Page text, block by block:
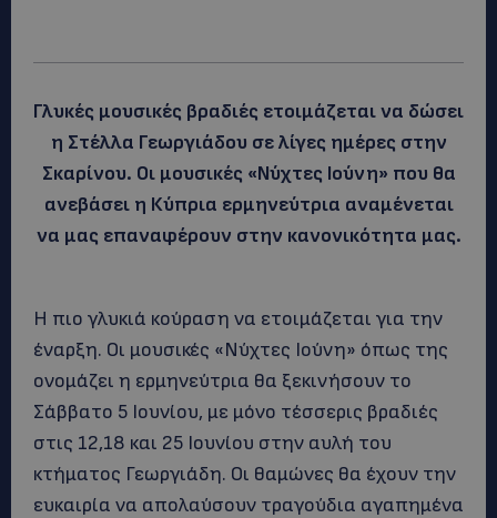
Γλυκές μουσικές βραδιές ετοιμάζεται να δώσει
η Στέλλα Γεωργιάδου σε λίγες ημέρες στην
Σκαρίνου. Οι μουσικές «Νύχτες Ιούνη» που θα
ανεβάσει η Κύπρια ερμηνεύτρια αναμένεται
να μας επαναφέρουν στην κανονικότητα μας.
Η πιο γλυκιά κούραση να ετοιμάζεται για την
έναρξη. Οι μουσικές «Νύχτες Ιούνη» όπως της
ονομάζει η ερμηνεύτρια θα ξεκινήσουν το
Σάββατο 5 Ιουνίου, με μόνο τέσσερις βραδιές
στις 12,18 και 25 Ιουνίου στην αυλή του
κτήματος Γεωργιάδη. Οι θαμώνες θα έχουν την
ευκαιρία να απολαύσουν τραγούδια αγαπημένα